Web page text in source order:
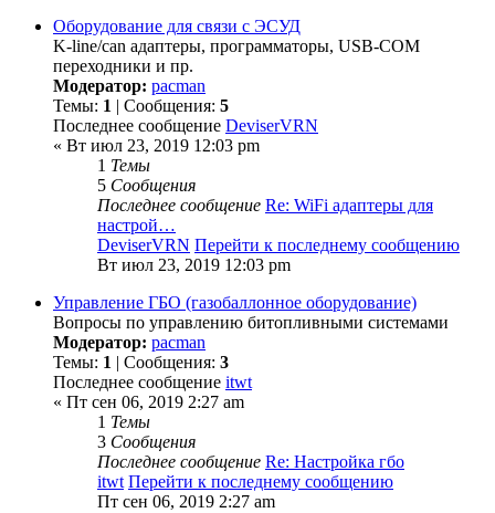
Оборудование для связи с ЭСУД
K-line/can адаптеры, программаторы, USB-COM
переходники и пр.
Модератор: pacman
Темы: 1 | Сообщения: 5
Последнее сообщение DeviserVRN
« Вт июл 23, 2019 12:03 pm
1 Темы
5 Сообщения
Последнее сообщение Re: WiFi адаптеры для
настрой…
DeviserVRN Перейти к последнему сообщению
Вт июл 23, 2019 12:03 pm
Управление ГБО (газобаллонное оборудование)
Вопросы по управлению битопливными системами
Модератор: pacman
Темы: 1 | Сообщения: 3
Последнее сообщение itwt
« Пт сен 06, 2019 2:27 am
1 Темы
3 Сообщения
Последнее сообщение Re: Настройка гбо
itwt Перейти к последнему сообщению
Пт сен 06, 2019 2:27 am